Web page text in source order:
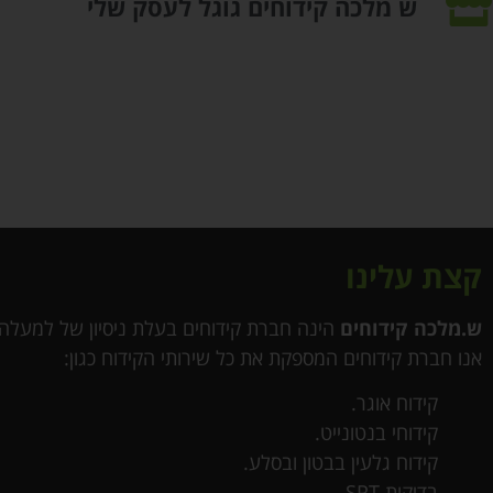
ש מלכה קידוחים גוגל לעסק שלי
קצת עלינו
ש.מלכה קידוחים הינה חברת קידוחים בעלת ניסיון של למעלה מ 30
אנו חברת קידוחים המספקת את כל שירותי הקידוח כגון:
קידוח אוגר.
קידוחי בנטונייט.
קידוח גלעין בבטון ובסלע.